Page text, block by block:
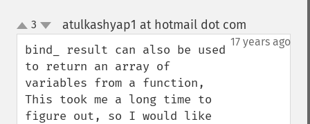
up
down
3 atulkashyap1 at hotmail dot com
17 years ago
bind_ result can also be used
to return an array of
variables from a function,
This took me a long time to
figure out, so I would like